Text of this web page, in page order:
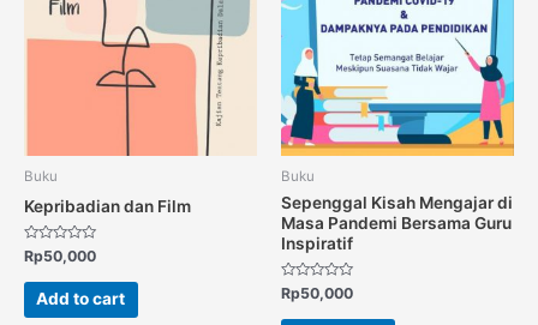
Buku
Kepribadian dan Film
Rated
0
out
Rp50,000
Add to cart
Buku
Sepenggal Kisah Mengajar di
Masa Pandemi Bersama Guru
Inspiratif
Rated
0
out
Rp50,000